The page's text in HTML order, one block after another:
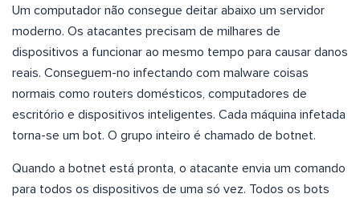
Um computador não consegue deitar abaixo um servidor
moderno. Os atacantes precisam de milhares de
dispositivos a funcionar ao mesmo tempo para causar danos
reais. Conseguem-no infectando com malware coisas
normais como routers domésticos, computadores de
escritório e dispositivos inteligentes. Cada máquina infetada
torna-se um bot. O grupo inteiro é chamado de botnet.
Quando a botnet está pronta, o atacante envia um comando
para todos os dispositivos de uma só vez. Todos os bots